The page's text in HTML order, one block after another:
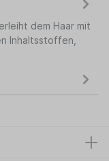
dem Haar mit
Inhaltsstoffen,